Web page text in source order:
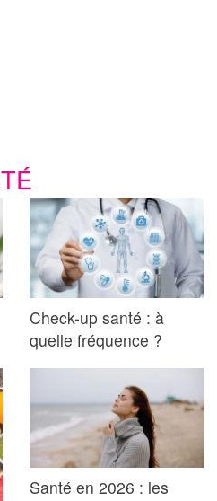
Check-up santé : à
quelle fréquence ?
Santé en 2026 : les